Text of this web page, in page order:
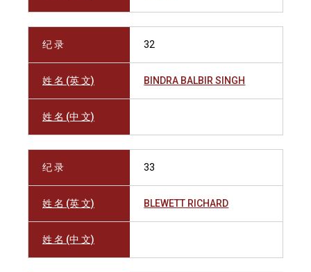
纪 录 32
姓 名 (英 文) BINDRA BALBIR SINGH
姓 名 (中 文)
纪 录 33
姓 名 (英 文) BLEWETT RICHARD
姓 名 (中 文)